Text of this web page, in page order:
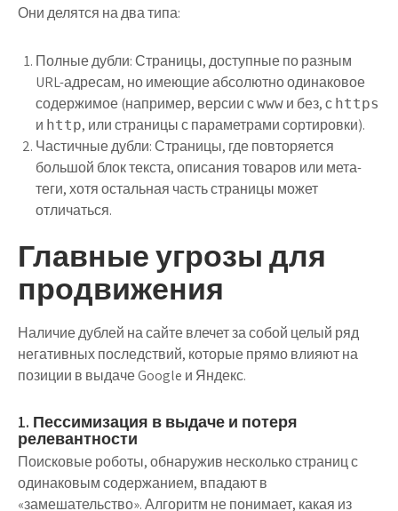
Они делятся на два типа:
Полные дубли:Страницы, доступные по разным
URL-адресам, но имеющие абсолютно одинаковое
содержимое (например, версии сwww и без, с https
и http, или страницы с параметрами сортировки).
Частичные дубли:Страницы, где повторяется
большой блок текста, описания товаров или мета-
теги, хотя остальная часть страницы может
отличаться.
Главные угрозы для
продвижения
Наличие дублей на сайте влечет за собой целый ряд
негативных последствий, которые прямо влияют на
позиции в выдаче Google и Яндекс.
1. Пессимизация в выдаче и потеря
релевантности
Поисковые роботы, обнаружив несколько страниц с
одинаковым содержанием, впадают в
«замешательство». Алгоритм не понимает, какая из